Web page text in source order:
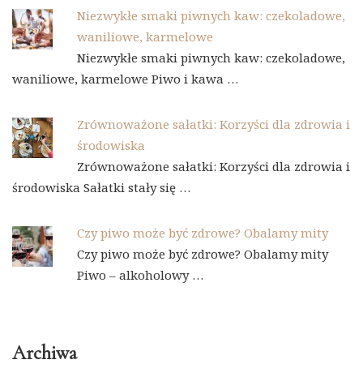
Niezwykłe smaki piwnych kaw: czekoladowe,
waniliowe, karmelowe
Niezwykłe smaki piwnych kaw: czekoladowe,
waniliowe, karmelowe Piwo i kawa …
Zrównoważone sałatki: Korzyści dla zdrowia i
środowiska
Zrównoważone sałatki: Korzyści dla zdrowia i
środowiska Sałatki stały się …
Czy piwo może być zdrowe? Obalamy mity
Czy piwo może być zdrowe? Obalamy mity
Piwo – alkoholowy …
Archiwa